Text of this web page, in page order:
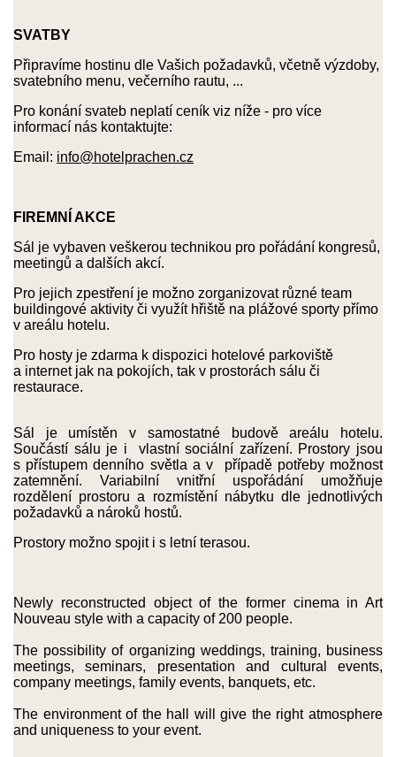
SVATBY
Připravíme hostinu dle Vašich požadavků, včetně výzdoby,
svatebního menu, večerního rautu, ...
Pro konání svateb neplatí ceník viz níže - pro více
informací nás kontaktujte:
Email: info@hotelprachen.cz
FIREMNÍ AKCE
Sál je vybaven veškerou technikou pro pořádání kongresů,
meetingů a dalších akcí.
Pro jejich zpestření je možno zorganizovat různé team
buildingové aktivity či využít hřiště na plážové sporty přímo
v areálu hotelu.
Pro hosty je zdarma k dispozici hotelové parkoviště
a internet jak na pokojích, tak v prostorách sálu či
restaurace.
Sál je umístěn v samostatné budově areálu hotelu.
Součástí sálu je i vlastní sociální zařízení. Prostory jsou
s přístupem denního světla a v případě potřeby možnost
zatemnění. Variabilní vnitřní uspořádání umožňuje
rozdělení prostoru a rozmístění nábytku dle jednotlivých
požadavků a nároků hostů.
Prostory možno spojit i s letní terasou.
Newly reconstructed object of the former cinema in Art
Nouveau style with a capacity of 200 people.
The possibility of organizing weddings, training, business
meetings, seminars, presentation and cultural events,
company meetings, family events, banquets, etc.
The environment of the hall will give the right atmosphere
and uniqueness to your event.